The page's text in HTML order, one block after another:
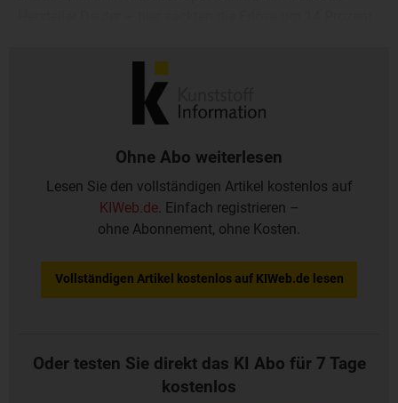
„schlechten Skitourenwinter“ zurückführte.
Ohne Abo weiterlesen
Lesen Sie den vollständigen Artikel kostenlos auf
KIWeb.de. Einfach registrieren –
ohne Abonnement, ohne Kosten.
Vollständigen Artikel kostenlos auf KIWeb.de lesen
Oder testen Sie direkt das KI Abo für 7 Tage
kostenlos